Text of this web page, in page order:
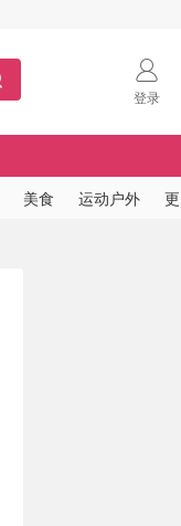
登录
美食 运动户外